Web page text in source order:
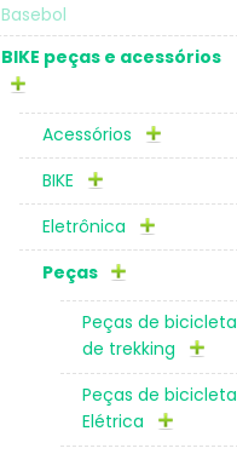
Basebol
BIKE peças e acessórios
Acessórios
BIKE
Eletrônica
Peças
Peças de bicicleta
de trekking
Peças de bicicleta
Elétrica